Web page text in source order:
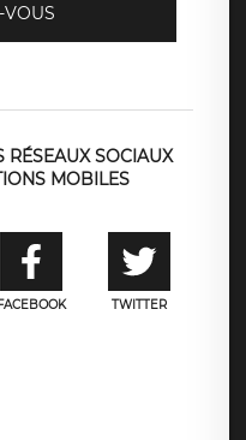
VOUS
RÉSEAUX SOCIAUX
MOBILES
FACEBOOK TWITTER